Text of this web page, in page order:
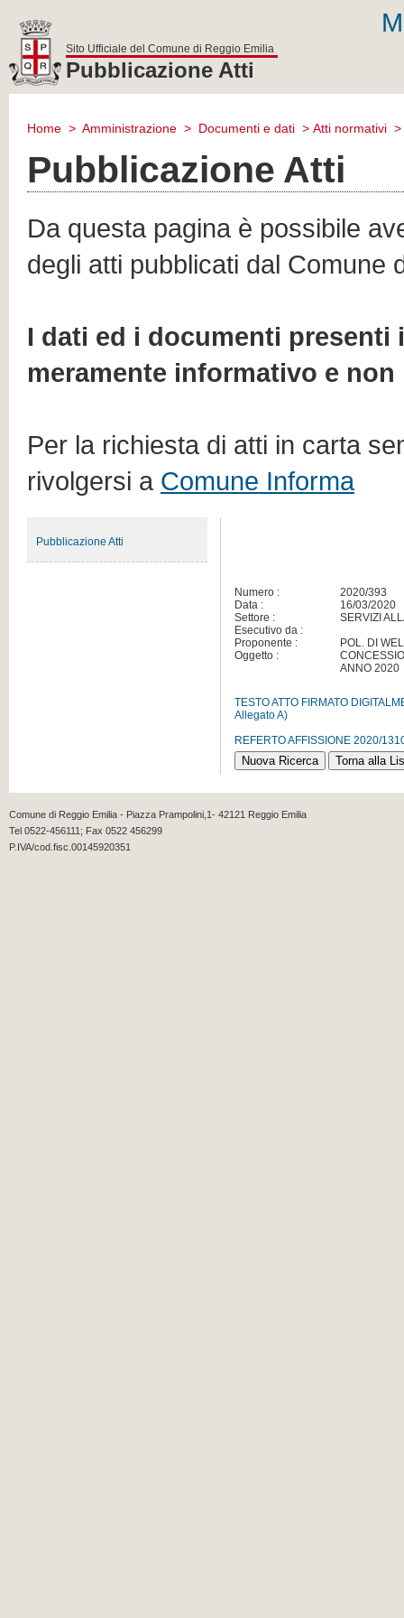
reggio
Sito Ufficiale del Comune di Reggio Emilia
Pubblicazione Atti
Home > Amministrazione > Documenti e dati > Atti normativi >
Pubblicazione Atti
Da questa pagina è possibile
degli atti pubblicati dal Comune
I dati ed i documenti presenti
meramente informativo e
Per la richiesta di atti in carta
rivolgersi a Comune Informa
Numero :
2020/393
Data :
16/03/2020
Settore :
SERVIZI
Esecutivo da :
Proponente :
POL. DI
Oggetto :
ANNO 2020
TESTO ATTO FIRMATO
Allegato A)
REFERTO AFFISSIONE 2020/
Pubblicazione Atti
Comune di Reggio Emilia - Piazza Prampolini,1- 42121 Reggio Emilia
Tel 0522-456111; Fax 0522 456299
P.IVA/cod.fisc.00145920351